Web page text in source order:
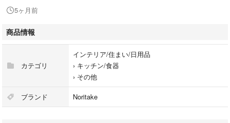
複数購入していただける方は大幅値引き致します。
#昭和 #レトロ #アンティーク #雑貨
#喫茶店 #古民家 #カフェ
5ヶ月前
商品情報
カテゴリ
インテリア/住まい/日用品
› キッチン/食器
› その他
ブランド Noritake